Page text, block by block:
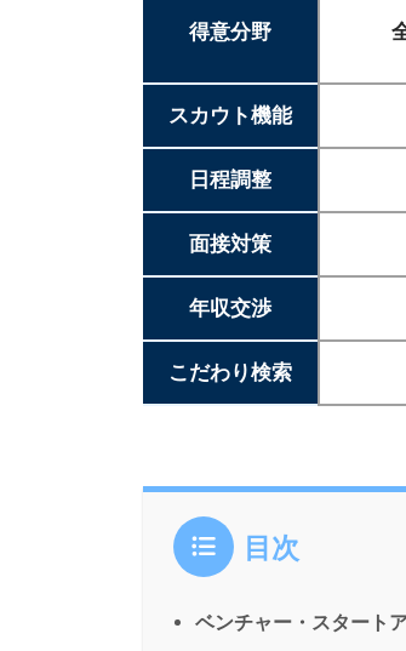
得意分野
スカウト機能
日程調整
面接対策
年収交渉
こだわり検索
目次
ベンチャー・スタート